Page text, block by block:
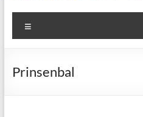
AWC
de
Keien
Prinsenbal